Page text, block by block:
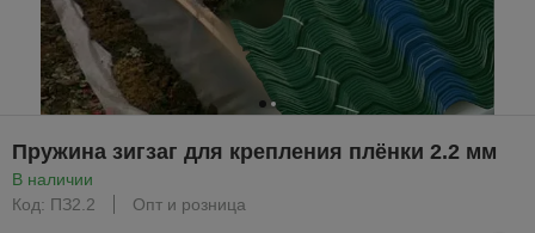
Пружина зигзаг для крепления плёнки 2.2 мм
В наличии
Код: ПЗ2.2
Опт и розница